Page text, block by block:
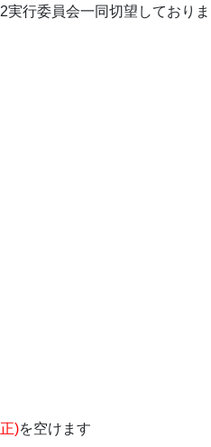
行委員会一同切望しておりま
)を空けます